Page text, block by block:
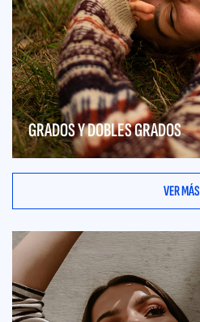
GRADOS Y DOBLES GRADOS
VER MÁS